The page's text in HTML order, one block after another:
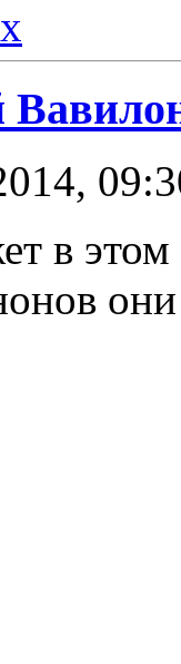
в